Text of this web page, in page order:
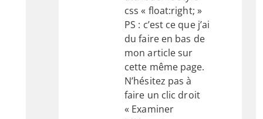
css « float:right; »
PS : c’est ce que j’ai
du faire en bas de
mon article sur
cette même page.
N’hésitez pas à
faire un clic droit
« Examiner